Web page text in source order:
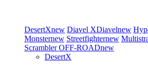
DesertXnew Diavel XDiavelnew
Monsternew Streetfighternew
ScramblerOFF-ROADnew
DesertX